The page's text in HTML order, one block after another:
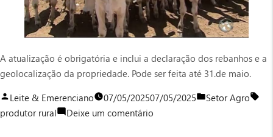
A atualização é obrigatória e inclui a declaração dos rebanhos e a
geolocalização da propriedade. Pode ser feita até 31.de maio.
Publicado
por
Leite & Emerenciano 07/05/202507/05/2025
Publicado
Setor Agro
produtor rural
Deixe um comentário